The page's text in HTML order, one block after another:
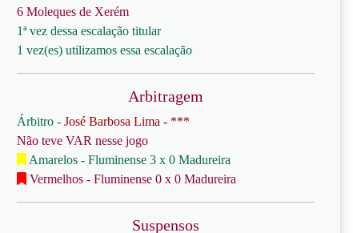
6 Moleques de Xerém
1ª vez dessa escalação titular
1 vez(es) utilizamos essa escalação
Arbitragem
Árbitro - José Barbosa Lima - ***
Não teve VAR nesse jogo
Amarelos - Fluminense 3 x 0 Madureira
Vermelhos - Fluminense 0 x 0 Madureira
Suspensos